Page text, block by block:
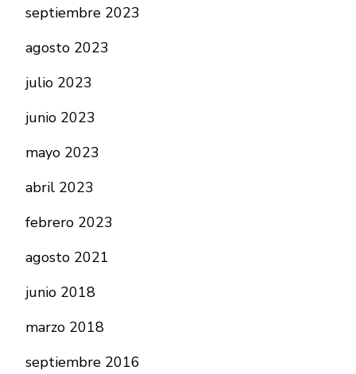
septiembre 2023
agosto 2023
julio 2023
junio 2023
mayo 2023
abril 2023
febrero 2023
agosto 2021
junio 2018
marzo 2018
septiembre 2016